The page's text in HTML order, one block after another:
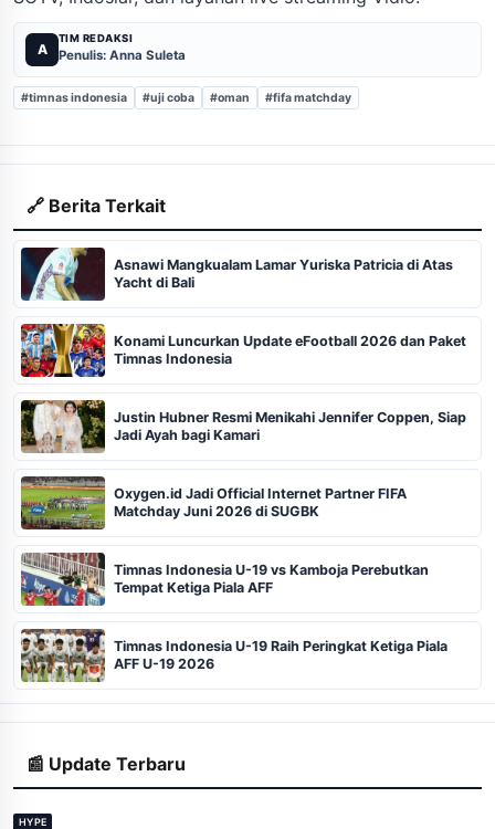
A
TIM REDAKSI
Penulis: Anna Suleta
#timnas indonesia #uji coba #oman #fifa matchday
🔗 Berita Terkait
Asnawi Mangkualam Lamar Yuriska Patricia di Atas
Yacht di Bali
Konami Luncurkan Update eFootball 2026 dan Paket
Timnas Indonesia
Justin Hubner Resmi Menikahi Jennifer Coppen, Siap
Jadi Ayah bagi Kamari
Oxygen.id Jadi Official Internet Partner FIFA
Matchday Juni 2026 di SUGBK
Timnas Indonesia U-19 vs Kamboja Perebutkan
Tempat Ketiga Piala AFF
Timnas Indonesia U-19 Raih Peringkat Ketiga Piala
AFF U-19 2026
📰 Update Terbaru
HYPE